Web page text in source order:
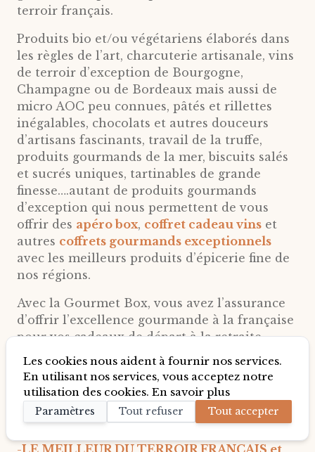
terroir français.
Produits bio et/ou végétariens élaborés dans
les règles de l’art, charcuterie artisanale, vins
de terroir d’exception de Bourgogne,
Champagne ou de Bordeaux mais aussi de
micro AOC peu connues, pâtés et rillettes
inégalables, chocolats et autres douceurs
d’artisans fascinants, travail de la truffe,
produits gourmands de la mer, biscuits salés
et sucrés uniques, tartinables de grande
finesse….autant de produits gourmands
d’exception qui nous permettent de vous
offrir des apéro box, coffret cadeau vins et
autres coffrets gourmands exceptionnels
avec les meilleurs produits d’épicerie fine de
nos régions.
Avec la Gourmet Box, vous avez l’assurance
d’offrir l’excellence gourmande à la française
pour vos cadeaux de départ à la retraite.
POINTS FORTS LA GOURMET
BOX POUR VOS COFFRETS
CADEAUX RETRAITE
Les cookies nous aident à fournir nos services.
En utilisant nos services, vous acceptez notre
utilisation des cookies. En savoir plus
Paramètres Tout refuser Tout accepter